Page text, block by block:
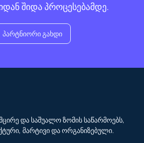
შიდა პროცესებამდე.
პარტნიორი გახდი
და საშუალო ზომის საწარმოებს,
მარტივი და ორგანიზებული.